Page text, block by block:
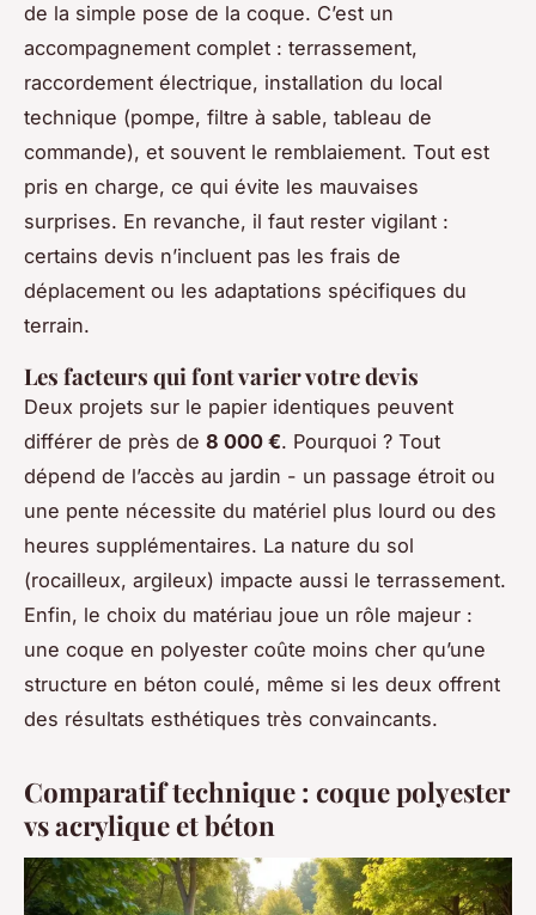
de la simple pose de la coque. C’est un
accompagnement complet : terrassement,
raccordement électrique, installation du local
technique (pompe, filtre à sable, tableau de
commande), et souvent le remblaiement. Tout est
pris en charge, ce qui évite les mauvaises
surprises. En revanche, il faut rester vigilant :
certains devis n’incluent pas les frais de
déplacement ou les adaptations spécifiques du
terrain.
Les facteurs qui font varier votre devis
Deux projets sur le papier identiques peuvent
différer de près de 8 000 €. Pourquoi ? Tout
dépend de l’accès au jardin - un passage étroit ou
une pente nécessite du matériel plus lourd ou des
heures supplémentaires. La nature du sol
(rocailleux, argileux) impacte aussi le terrassement.
Enfin, le choix du matériau joue un rôle majeur :
une coque en polyester coûte moins cher qu’une
structure en béton coulé, même si les deux offrent
des résultats esthétiques très convaincants.
Comparatif technique : coque polyester
vs acrylique et béton